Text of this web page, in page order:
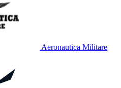
Aeronautica Militare